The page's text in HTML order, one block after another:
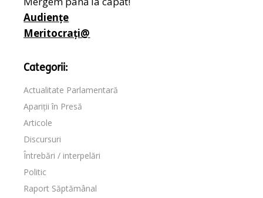
Audiențe
Meritocrați@
Categorii:
Actualitate Parlamentară
Apariții în Presă
Articole
Discursuri
Întrebări / interpelări
Politic
Raport Săptămânal